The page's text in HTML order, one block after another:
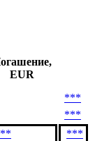
EUR
***
***
***